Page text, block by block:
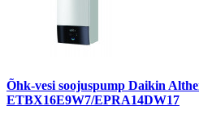
Õhk-vesi soojuspump Daikin
ETBX16E9W7/EPRA14DW17